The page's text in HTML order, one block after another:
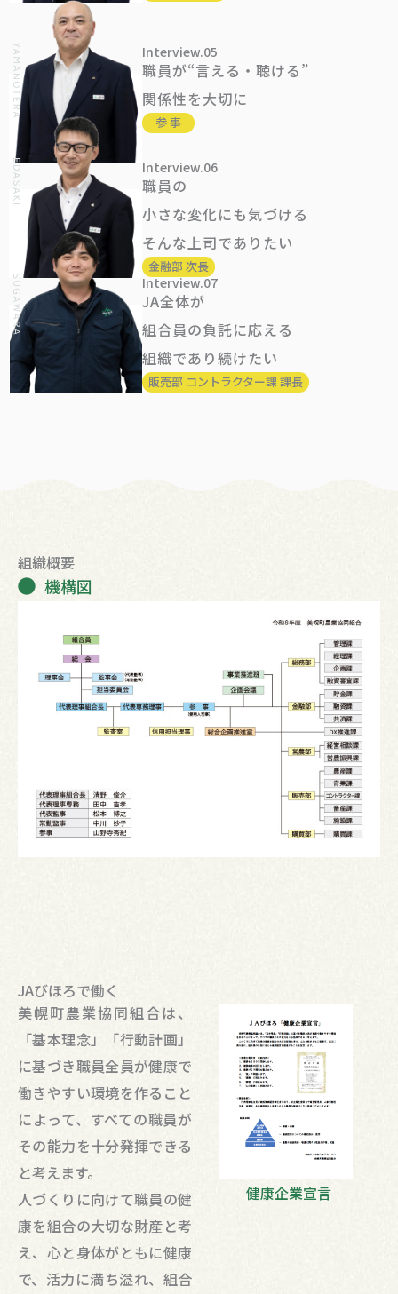
Interview.05
職員が“言える・聴ける”
関係性を大切に
参 事
Interview.06
職員の
小さな変化にも気づける
そんな上司でありたい
金融部 次長
Interview.07
JA全体が
組合員の負託に応える
組織であり続けたい
販売部 コントラクター課 課長
組織概要
機構図
JAびほろで働く
美幌町農業協同組合は、
「基本理念」「行動計画」
に基づき職員全員が健康で
働きやすい環境を作ること
によって、すべての職員が
その能力を十分発揮できる
と考えます。
人づくりに向けて職員の健
康を組合の大切な財産と考
え、心と身体がともに健康
で、活力に満ち溢れ、組合
健康企業宣言